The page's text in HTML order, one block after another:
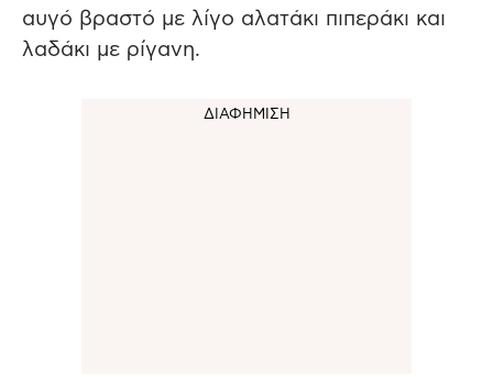
αυγό βραστό με λίγο αλατάκι πιπεράκι και
λαδάκι με ρίγανη.